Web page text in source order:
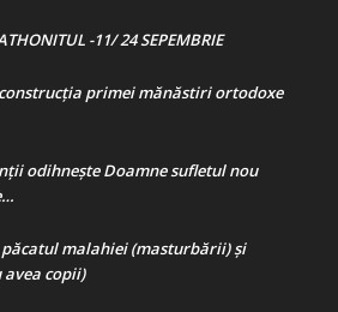
-11/ 24 SEPEMBRIE
primei mănăstiri ortodoxe
odihnește Doamne sufletul nou
păcatul malahiei (masturbării) şi
avea copii)